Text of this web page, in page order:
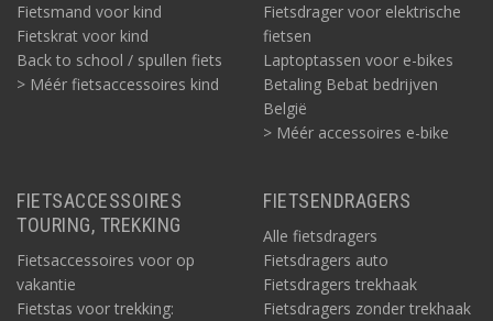
Fietsmand voor kind
Fietskrat voor kind
Back to school / spullen fiets
> Méér fietsaccessoires kind
Fietsdrager voor elektrische
fietsen
Laptoptassen voor e-bikes
Betaling Bebat bedrijven
België
> Méér accessoires e-bike
FIETSACCESSOIRES
TOURING, TREKKING
Fietsaccessoires voor op
vakantie
Fietstas voor trekking:
FIETSENDRAGERS
Alle fietsdragers
Fietsdragers auto
Fietsdragers trekhaak
Fietsdragers zonder trekhaak